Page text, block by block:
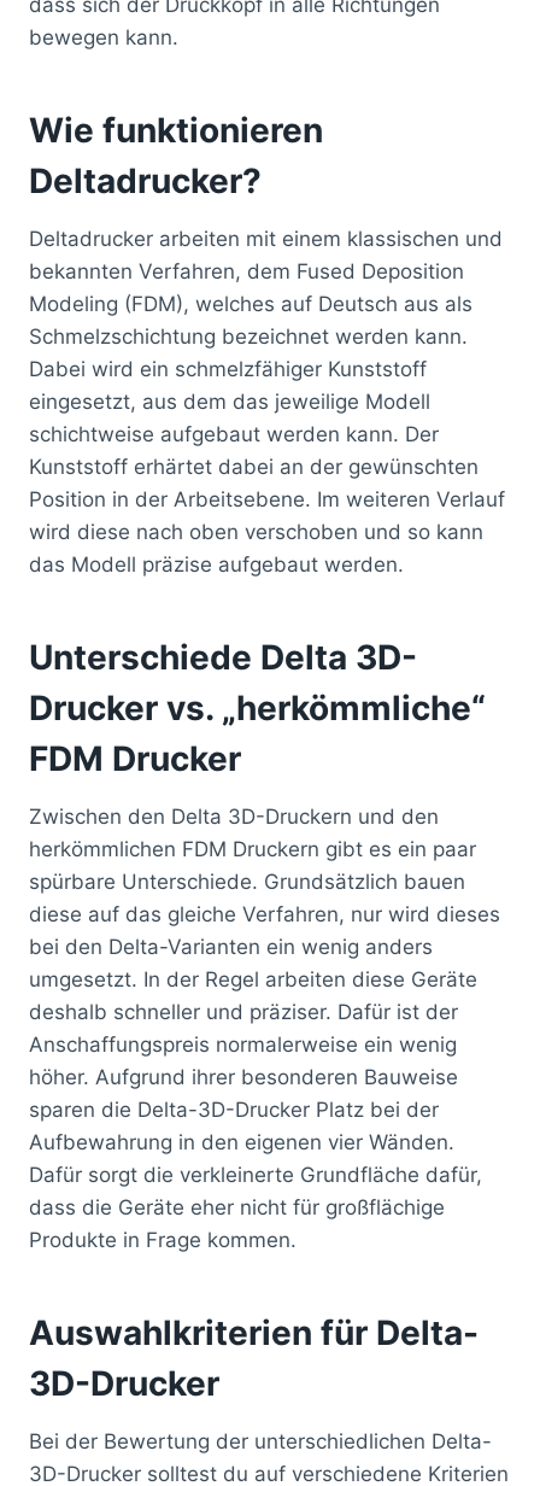
bewegen kann.
Wie funktionieren
Deltadrucker?
Deltadrucker arbeiten mit einem klassischen und
bekannten Verfahren, dem Fused Deposition
Modeling (FDM), welches auf Deutsch aus als
Schmelzschichtung bezeichnet werden kann.
Dabei wird ein schmelzfähiger Kunststoff
eingesetzt, aus dem das jeweilige Modell
schichtweise aufgebaut werden kann. Der
Kunststoff erhärtet dabei an der gewünschten
Position in der Arbeitsebene. Im weiteren Verlauf
wird diese nach oben verschoben und so kann
das Modell präzise aufgebaut werden.
Unterschiede Delta 3D-
Drucker vs. „herkömmliche“
FDM Drucker
Zwischen den Delta 3D-Druckern und den
herkömmlichen FDM Druckern gibt es ein paar
spürbare Unterschiede. Grundsätzlich bauen
diese auf das gleiche Verfahren, nur wird dieses
bei den Delta-Varianten ein wenig anders
umgesetzt. In der Regel arbeiten diese Geräte
deshalb schneller und präziser. Dafür ist der
Anschaffungspreis normalerweise ein wenig
höher. Aufgrund ihrer besonderen Bauweise
sparen die Delta-3D-Drucker Platz bei der
Aufbewahrung in den eigenen vier Wänden.
Dafür sorgt die verkleinerte Grundfläche dafür,
dass die Geräte eher nicht für großflächige
Produkte in Frage kommen.
Auswahlkriterien für Delta-
3D-Drucker
Bei der Bewertung der unterschiedlichen Delta-
3D-Drucker solltest du auf verschiedene Kriterien